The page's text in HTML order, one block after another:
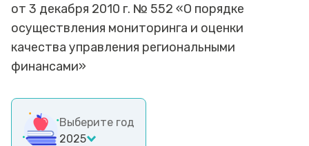
от 3 декабря 2010 г. № 552 «О порядке
осуществления мониторинга и оценки
качества управления региональными
финансами»
Выберите год
2025